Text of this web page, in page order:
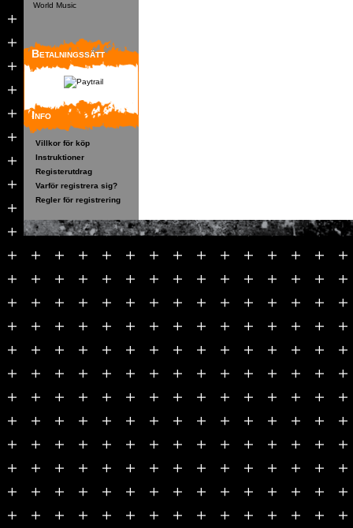
World Music
Betalningssätt
Info
Villkor för köp
Instruktioner
Registerutdrag
Varför registrera sig?
Regler för registrering